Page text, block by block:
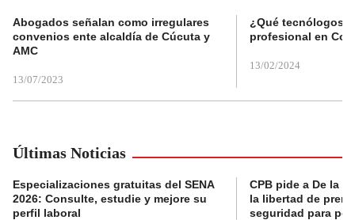
Abogados señalan como irregulares
convenios ente alcaldía de Cúcuta y
AMC
13/07/2023
¿Qué tecnólogos
profesional en
13/02/2024
Últimas Noticias
Especializaciones gratuitas del SENA
2026: Consulte, estudie y mejore su
perfil laboral
CPB pide a De la
la libertad de
seguridad para